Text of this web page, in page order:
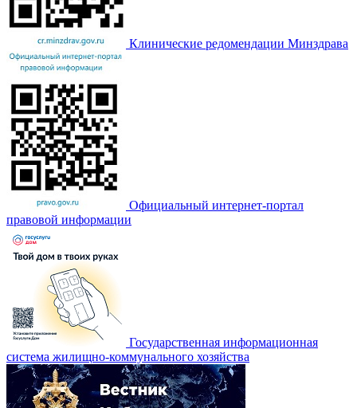
Клинические редомендации Минздрава
Официальный интернет-портал
правовой информации
Государственная информационная
система жилищно-коммунального хозяйства